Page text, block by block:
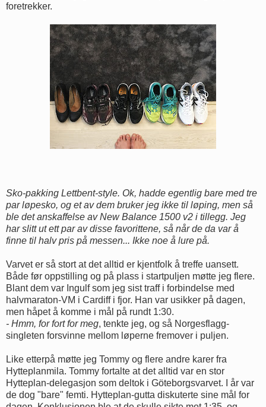
foretrekker.
Sko-pakking Lettbent-style. Ok, hadde egentlig bare med tre
par løpesko, og et av dem bruker jeg ikke til løping, men så
ble det anskaffelse av New Balance 1500 v2 i tillegg. Jeg
har slitt ut ett par av disse favorittene, så når de da var å
finne til halv pris på messen... Ikke noe å lure på.
Varvet er så stort at det alltid er kjentfolk å treffe uansett.
Både før oppstilling og på plass i startpuljen møtte jeg flere.
Blant dem var Ingulf som jeg sist traff i forbindelse med
halvmaraton-VM i Cardiff i fjor. Han var usikker på dagen,
men håpet å komme i mål på rundt 1:30.
- Hmm, for fort for meg, tenkte jeg, og så Norgesflagg-
singleten forsvinne mellom løperne fremover i puljen.
Like etterpå møtte jeg Tommy og flere andre karer fra
Hytteplanmila. Tommy fortalte at det alltid var en stor
Hytteplan-delegasjon som deltok i Göteborgsvarvet. I år var
de dog "bare" femti. Hytteplan-gutta diskuterte sine mål for